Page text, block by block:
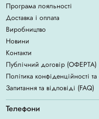
Програма лояльності
Доставка і оплата
Виробництво
Новини
Контакти
Публічний договір (ОФЕРТА)
Політика конфіденційності
Запитання та відповіді (FAQ)
Телефони